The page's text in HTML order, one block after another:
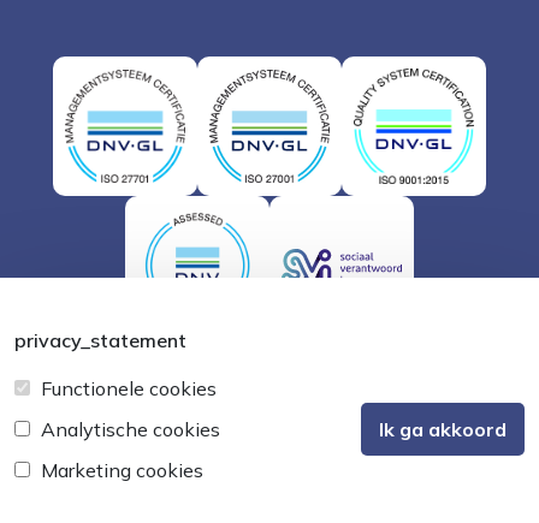
Buuút - Websites & Marketing
privacy_statement
Functionele cookies
Analytische cookies
Marketing cookies
Ik ga akkoord